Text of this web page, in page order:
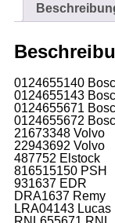
0124655140
0124655143
0124655671
0124655672
21673348 Volvo
22943692 Volvo
487752 Elstock
816515150 PSH
931637 EDR
DRA1637 Remy
LRA04143 Lucas